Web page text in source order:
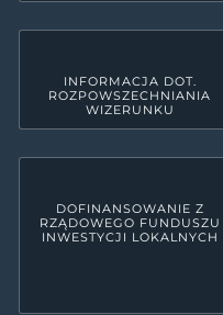
INFORMACJA DOT.
ROZPOWSZECHNIANIA
WIZERUNKU
DOFINANSOWANIE Z
RZĄDOWEGO FUNDUSZU
INWESTYCJI LOKALNYCH